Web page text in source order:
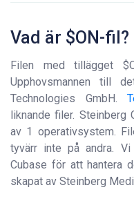
Vad är $ON-fil?
Filen med tillägget
Upphovsmannen till
Technologies GmbH.
liknande filer. Steinberg
av 1 operativsystem.
tyvärr inte på andra. Vi
Cubase för att hantera
skapat av Steinberg